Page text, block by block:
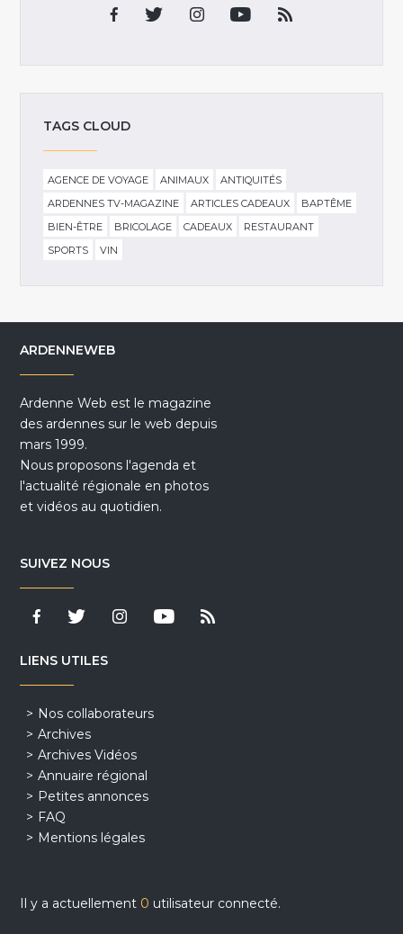
TAGS CLOUD
AGENCE DE VOYAGE ANIMAUX
ANTIQUITÉS
ARDENNES TV-MAGAZINE
ARTICLES CADEAUX
BAPTÊME
BIEN-ÊTRE
BRICOLAGE CADEAUX
RESTAURANT
SPORTS
VIN
ARDENNEWEB
Ardenne Web est le magazine
des ardennes sur le web depuis
mars 1999.
Nous proposons l'agenda et
l'actualité régionale en photos
et vidéos au quotidien.
SUIVEZ NOUS
LIENS UTILES
Nos collaborateurs
Archives
Archives Vidéos
Annuaire régional
Petites annonces
FAQ
Mentions légales
Il y a actuellement 0 utilisateur connecté.